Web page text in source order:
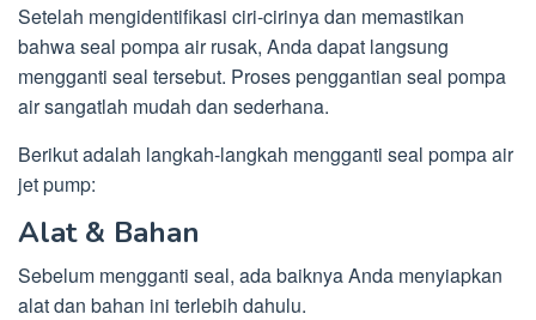
Setelah mengidentifikasi ciri-cirinya dan memastikan
bahwa seal pompa air rusak, Anda dapat langsung
mengganti seal tersebut. Proses penggantian seal pompa
air sangatlah mudah dan sederhana.
Berikut adalah langkah-langkah mengganti seal pompa air
jet pump:
Alat & Bahan
Sebelum mengganti seal, ada baiknya Anda menyiapkan
alat dan bahan ini terlebih dahulu.